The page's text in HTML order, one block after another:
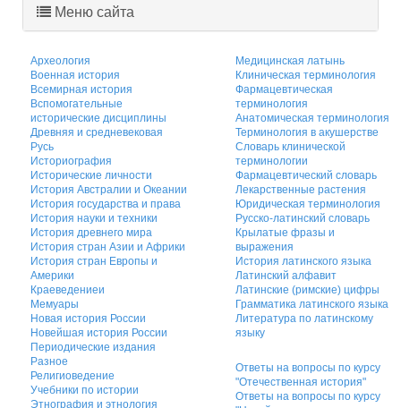
Меню сайта
Археология
Военная история
Всемирная история
Вспомогательные
исторические дисциплины
Древняя и средневековая
Русь
Историография
Исторические личности
История Австралии и Океании
История государства и права
История науки и техники
История древнего мира
История стран Азии и Африки
История стран Европы и
Америки
Краеведениеи
Мемуары
Новая история России
Новейшая история России
Периодические издания
Разное
Религиоведение
Учебники по истории
Этнография и этнология
Медицинская латынь
Клиническая терминология
Фармацевтическая
терминология
Анатомическая терминология
Терминология в акушерстве
Словарь клинической
терминологии
Фармацевтический словарь
Лекарственные растения
Юридическая терминология
Русско-латинский словарь
Крылатые фразы и
выражения
История латинского языка
Латинский алфавит
Латинские (римские) цифры
Грамматика латинского языка
Литература по латинскому
языку
Ответы на вопросы по курсу
"Отечественная история"
Ответы на вопросы по курсу